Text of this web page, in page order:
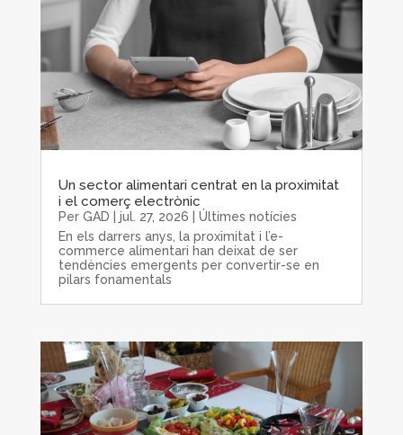
Un sector alimentari centrat en la proximitat
i el comerç electrònic
Per GAD jul. 27, 2026
Últimes notícies
En els darrers anys, la proximitat i l’e-
commerce alimentari han deixat de ser
tendències emergents per convertir-se en
pilars fonamentals